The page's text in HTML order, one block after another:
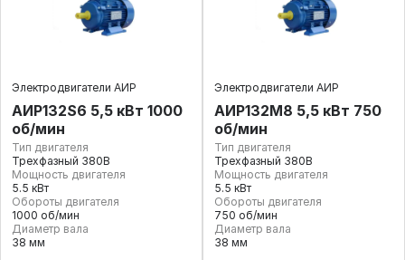
Электродвигатели АИР
АИР132S6 5,5 кВт 1000
об/мин
Тип двигателя
Трехфазный 380В
Мощность двигателя
5.5 кВт
Обороты двигателя
1000 об/мин
Диаметр вала
38 мм
Электродвигатели АИР
АИР132М8 5,5 кВт 750
об/мин
Тип двигателя
Трехфазный 380В
Мощность двигателя
5.5 кВт
Обороты двигателя
750 об/мин
Диаметр вала
38 мм